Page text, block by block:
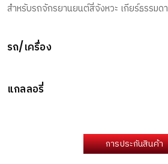
สำหรับรถจักรยานยนต์สี่จังหวะ เกียร์ธรรมดา
รถ/เครื่อง
แกลลอรี่
การประกันสินค้า